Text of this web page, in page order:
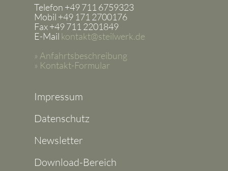
Telefon +49 711 6759323
Mobil +49 171 2700176
Fax +49 711 2201849
E-Mail kontakt@steilwerk.de
» Anfahrtsbeschreibung
» Kontakt-Formular
Impressum
Datenschutz
Newsletter
Download-Bereich